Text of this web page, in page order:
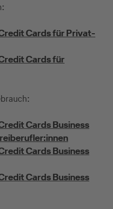
Cards für Privat-
Cards für
Cards Business
Cards Business
Cards Business
für die private oder
möchten Sie
beantragen?
direkt in den